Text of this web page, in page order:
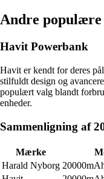
Andre populære
Havit Powerbank
Havit er kendt for deres
stilfuldt design og
populært valg blandt
enheder.
Sammenligning af
Mærke
Harald Nyborg